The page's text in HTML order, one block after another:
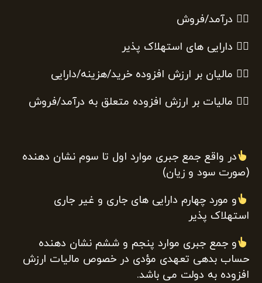
۳⃣ درآمد/فروش
۴⃣ دارایی های استهلاک پذیر
۵⃣ مالیان بر ارزش افزوده خرید/هزینه/دارایی
۶⃣ مالیات بر ارزش افزوده متعلق به درآمد/فروش
در واقع جمع جبری موارد اول تا سوم نشان دهنده
(صورت سود و زیان)
و مورد چهارم دارایی های جاری و غیر جاری
استهلاک پذیر
و جمع جبری موارد پنجم و ششم نشان دهنده
حساب بدهی تعهدی مؤدی در خصوص مالیات ارزش
افزوده به دولت می باشد.